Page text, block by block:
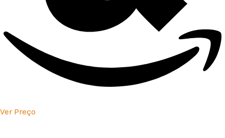
Ver Preço